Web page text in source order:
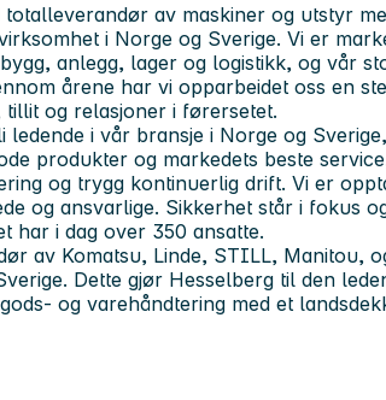
av maskiner og utstyr
i Norge og Sverige. Vi er
anlegg, lager og logistikk, og vår
årene har vi opparbeidet oss en
og relasjoner i førersetet.
ledende i vår bransje i Norge og
produkter og markedets beste
og trygg kontinuerlig drift. Vi er
og ansvarlige. Sikkerhet står i fokus
har i dag over 350 ansatte.
av Komatsu, Linde, STILL, Manitou,
Dette gjør Hesselberg til den
og varehåndtering med et